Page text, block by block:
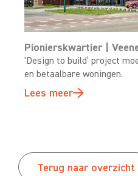
Pionierskwartier |
'Design to build’ project
en betaalbare woningen.
Lees meer
Terug naar overzicht